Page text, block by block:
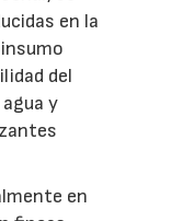
en la
del
y
en